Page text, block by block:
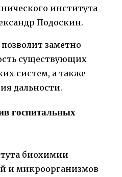
института
Подоскин.
заметно
существующих
систем, а также
дальности.
госпитальных
биохимии
и микроорганизмов